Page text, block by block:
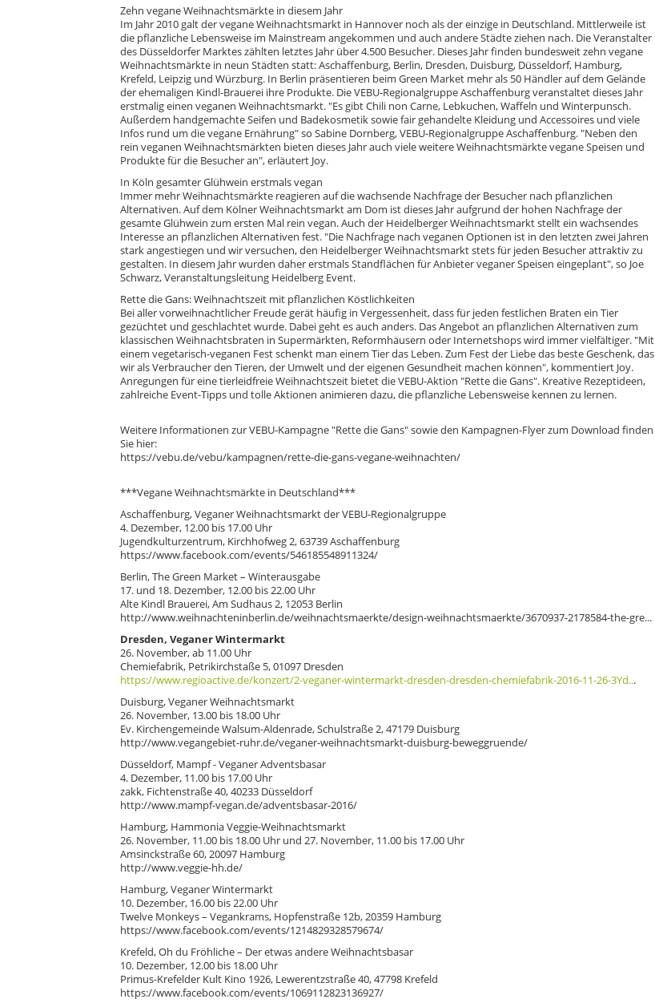
Zehn vegane Weihnachtsmärkte in diesem Jahr
Im Jahr 2010 galt der vegane Weihnachtsmarkt in Hannover noch als der einzige in Deutschland. Mittlerweile ist
die pflanzliche Lebensweise im Mainstream angekommen und auch andere Städte ziehen nach. Die Veranstalter
des Düsseldorfer Marktes zählten letztes Jahr über 4.500 Besucher. Dieses Jahr finden bundesweit zehn vegane
Weihnachtsmärkte in neun Städten statt: Aschaffenburg, Berlin, Dresden, Duisburg, Düsseldorf, Hamburg,
Krefeld, Leipzig und Würzburg. In Berlin präsentieren beim Green Market mehr als 50 Händler auf dem Gelände
der ehemaligen Kindl-Brauerei ihre Produkte. Die VEBU-Regionalgruppe Aschaffenburg veranstaltet dieses Jahr
erstmalig einen veganen Weihnachtsmarkt. "Es gibt Chili non Carne, Lebkuchen, Waffeln und Winterpunsch.
Außerdem handgemachte Seifen und Badekosmetik sowie fair gehandelte Kleidung und Accessoires und viele
Infos rund um die vegane Ernährung" so Sabine Dornberg, VEBU-Regionalgruppe Aschaffenburg. "Neben den
rein veganen Weihnachtsmärkten bieten dieses Jahr auch viele weitere Weihnachtsmärkte vegane Speisen und
Produkte für die Besucher an", erläutert Joy.
In Köln gesamter Glühwein erstmals vegan
Immer mehr Weihnachtsmärkte reagieren auf die wachsende Nachfrage der Besucher nach pflanzlichen
Alternativen. Auf dem Kölner Weihnachtsmarkt am Dom ist dieses Jahr aufgrund der hohen Nachfrage der
gesamte Glühwein zum ersten Mal rein vegan. Auch der Heidelberger Weihnachtsmarkt stellt ein wachsendes
Interesse an pflanzlichen Alternativen fest. "Die Nachfrage nach veganen Optionen ist in den letzten zwei Jahren
stark angestiegen und wir versuchen, den Heidelberger Weihnachtsmarkt stets für jeden Besucher attraktiv zu
gestalten. In diesem Jahr wurden daher erstmals Standflächen für Anbieter veganer Speisen eingeplant", so Joe
Schwarz, Veranstaltungsleitung Heidelberg Event.
Rette die Gans: Weihnachtszeit mit pflanzlichen Köstlichkeiten
Bei aller vorweihnachtlicher Freude gerät häufig in Vergessenheit, dass für jeden festlichen Braten ein Tier
gezüchtet und geschlachtet wurde. Dabei geht es auch anders. Das Angebot an pflanzlichen Alternativen zum
klassischen Weihnachtsbraten in Supermärkten, Reformhäusern oder Internetshops wird immer vielfältiger. "Mit
einem vegetarisch-veganen Fest schenkt man einem Tier das Leben. Zum Fest der Liebe das beste Geschenk, das
wir als Verbraucher den Tieren, der Umwelt und der eigenen Gesundheit machen können", kommentiert Joy.
Anregungen für eine tierleidfreie Weihnachtszeit bietet die VEBU-Aktion "Rette die Gans". Kreative Rezeptideen,
zahlreiche Event-Tipps und tolle Aktionen animieren dazu, die pflanzliche Lebensweise kennen zu lernen.
Weitere Informationen zur VEBU-Kampagne "Rette die Gans" sowie den Kampagnen-Flyer zum Download finden
Sie hier:
https://vebu.de/vebu/kampagnen/rette-die-gans-vegane-weihnachten/
***Vegane Weihnachtsmärkte in Deutschland***
Aschaffenburg, Veganer Weihnachtsmarkt der VEBU-Regionalgruppe
4. Dezember, 12.00 bis 17.00 Uhr
Jugendkulturzentrum, Kirchhofweg 2, 63739 Aschaffenburg
https://www.facebook.com/events/546185548911324/
Berlin, The Green Market – Winterausgabe
17. und 18. Dezember, 12.00 bis 22.00 Uhr
Alte Kindl Brauerei, Am Sudhaus 2, 12053 Berlin
http://www.weihnachteninberlin.de/weihnachtsmaerkte/design-weihnachtsmaerkte/3670937-2178584-the-gre...
Dresden, Veganer Wintermarkt
26. November, ab 11.00 Uhr
Chemiefabrik, Petrikirchstaße 5, 01097 Dresden
https://www.regioactive.de/konzert/2-veganer-wintermarkt-dresden-dresden-chemiefabrik-2016-11-26-3Yd...
Duisburg, Veganer Weihnachtsmarkt
26. November, 13.00 bis 18.00 Uhr
Ev. Kirchengemeinde Walsum-Aldenrade, Schulstraße 2, 47179 Duisburg
http://www.vegangebiet-ruhr.de/veganer-weihnachtsmarkt-duisburg-beweggruende/
Düsseldorf, Mampf - Veganer Adventsbasar
4. Dezember, 11.00 bis 17.00 Uhr
zakk, Fichtenstraße 40, 40233 Düsseldorf
http://www.mampf-vegan.de/adventsbasar-2016/
Hamburg, Hammonia Veggie-Weihnachtsmarkt
26. November, 11.00 bis 18.00 Uhr und 27. November, 11.00 bis 17.00 Uhr
Amsinckstraße 60, 20097 Hamburg
http://www.veggie-hh.de/
Hamburg, Veganer Wintermarkt
10. Dezember, 16.00 bis 22.00 Uhr
Twelve Monkeys – Vegankrams, Hopfenstraße 12b, 20359 Hamburg
https://www.facebook.com/events/1214829328579674/
Krefeld, Oh du Fröhliche – Der etwas andere Weihnachtsbasar
10. Dezember, 12.00 bis 18.00 Uhr
Primus-Krefelder Kult Kino 1926, Lewerentzstraße 40, 47798 Krefeld
https://www.facebook.com/events/1069112823136927/